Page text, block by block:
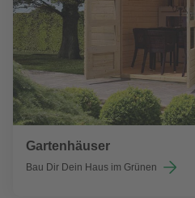
Gartenhäuser
Bau Dir Dein Haus im Grünen